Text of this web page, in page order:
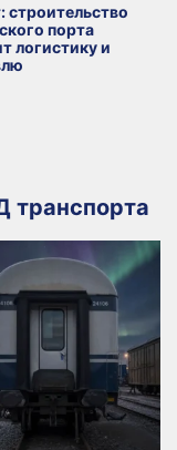
строительство
порта
логистику и